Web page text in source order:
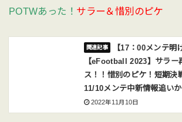
POTWあった！ サラー＆惜別のピケ
【17：00メンテ明
【eFootball 2023】サラー
ス！！惜別のピケ！短期決
11/10メンテ中新情報追い
2022年11月10日